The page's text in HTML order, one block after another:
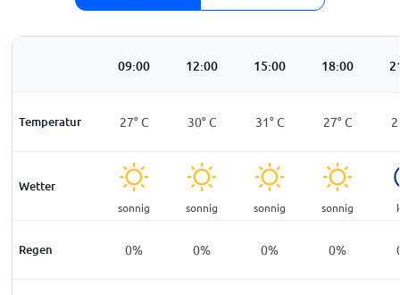
09:00 12:00 15:00 18:00
Temperatur
23°C 27°C 30°C 31°C 27°C
Wetter
sonnig sonnig sonnig sonnig
Regen 0% 0% 0% 0%